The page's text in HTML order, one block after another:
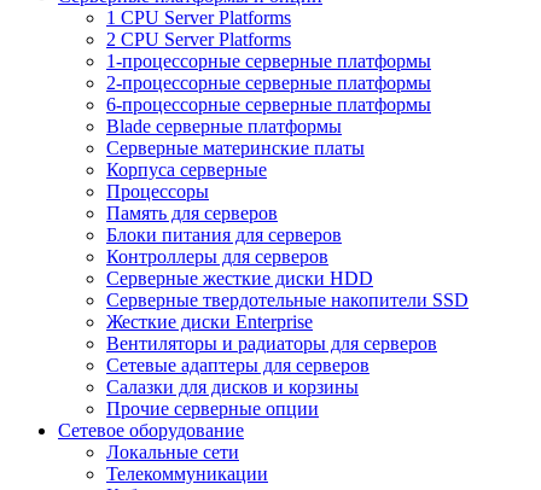
1 CPU Server Platforms
2 CPU Server Platforms
1-процессорные серверные платформы
2-процессорные серверные платформы
6-процессорные серверные платформы
Blade серверные платформы
Серверные материнские платы
Корпуса серверные
Процессоры
Память для серверов
Блоки питания для серверов
Контроллеры для серверов
Серверные жесткие диски HDD
Серверные твердотельные накопители SSD
Жесткие диски Enterprise
Вентиляторы и радиаторы для серверов
Сетевые адаптеры для серверов
Салазки для дисков и корзины
Прочие серверные опции
Сетевое оборудование
Локальные сети
Телекоммуникации